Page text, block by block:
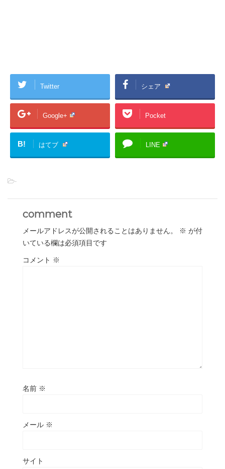
Twitter シェア
Google+ Pocket
B! はてブ LINE
-
comment
メールアドレスが公開されることはありません。 ※ が付
いている欄は必須項目です
コメント ※
名前 ※
メール ※
サイト